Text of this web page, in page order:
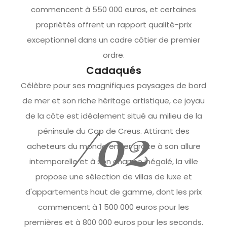
commencent à 550 000 euros, et certaines
propriétés offrent un rapport qualité-prix
exceptionnel dans un cadre côtier de premier
ordre.
Cadaqués
Célèbre pour ses magnifiques paysages de bord
de mer et son riche héritage artistique, ce joyau
de la côte est idéalement situé au milieu de la
péninsule du Cap de Creus. Attirant des
acheteurs du monde entier grâce à son allure
intemporelle et à son charme inégalé, la ville
propose une sélection de villas de luxe et
d'appartements haut de gamme, dont les prix
commencent à 1 500 000 euros pour les
premières et à 800 000 euros pour les seconds.
/02